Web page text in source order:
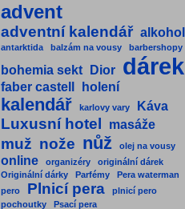
advent
adventní kalendář alkohol
antarktida balzám na vousy barbershopy
bohemia sekt Dior dárek
faber castell holení
kalendář karlovy vary Káva
Luxusní hotel masáže
muž nože nůž olej na vousy
online organizéry
originální dárek
Originální dárky
Parfémy
Pera waterman
pero
Plnicí pera
plnicí pero
pochoutky
Psací pera